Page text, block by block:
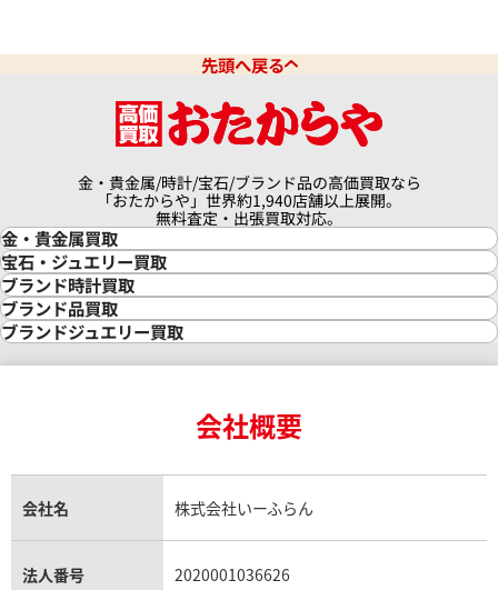
先頭へ戻る
金・貴金属/時計/宝石/ブランド品の高価買取なら
「おたからや」世界約1,940店舗以上展開。
無料査定・出張買取対応。
金・貴金属買取
金買取
金の相場価格情報
金の参考買取価格一覧
インゴット買取
インゴットの相場価格情報
24金買取
金貨買取
貴金属買取
銀・シルバー買取
パラジウム買取
宝石・ジュエリー買取
宝石・ジュエリー買取
ダイヤモンド買取
ダイヤモンド・宝石の参考価格一覧
リング・結婚指輪買取
エメラルド買取
トパーズ買取
タンザナイト買取
キャッツアイ買取
ブランド時計買取
時計買取
ロレックス買取
ロレックス デイトナ買取
ロレックス サブマリーナー買取
ロレックス エクスプローラー買取
ロレックス デイトジャスト買取
パテック フィリップノーチラス買取
ヴァシュロン・コンスタンタン買取
ブランド品買取
ブランド買取
シャネル マトラッセ買取
セリーヌ買取
ブランドジュエリー買取
ヴァンクリーフ＆アーペル買取
ショーメ買取
ダミアーニ買取
会社概要
会社名 株式会社いーふらん
法人番号 2020001036626